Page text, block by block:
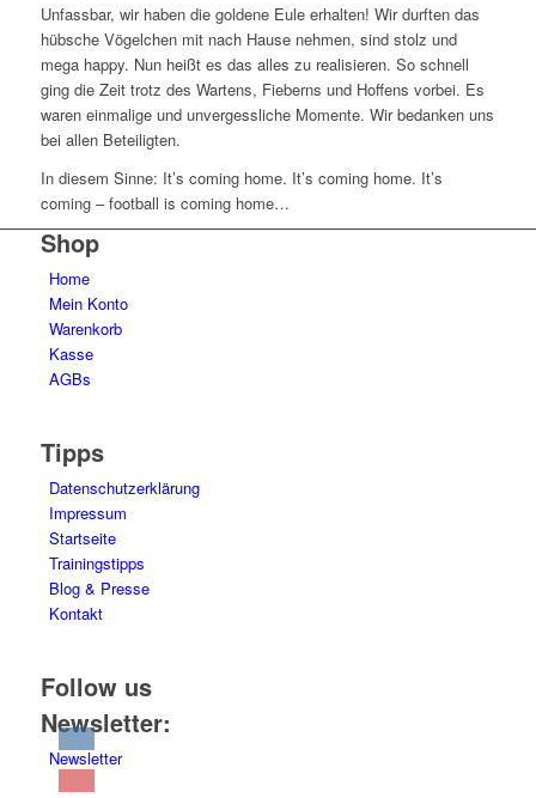
Unfassbar, wir haben die goldene Eule erhalten! Wir durften das
hübsche Vögelchen mit nach Hause nehmen, sind stolz und
mega happy. Nun heißt es das alles zu realisieren. So schnell
ging die Zeit trotz des Wartens, Fieberns und Hoffens vorbei. Es
waren einmalige und unvergessliche Momente. Wir bedanken uns
bei allen Beteiligten.
In diesem Sinne: It’s coming home. It’s coming home. It’s
coming – football is coming home…
Shop
Home
Mein Konto
Warenkorb
Kasse
AGBs
Tipps
Datenschutzerklärung
Impressum
Startseite
Trainingstipps
Blog & Presse
Kontakt
Follow us
Newsletter:
Newsletter